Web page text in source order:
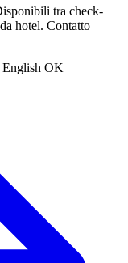
tra check-
hotel. Contatto
English OK